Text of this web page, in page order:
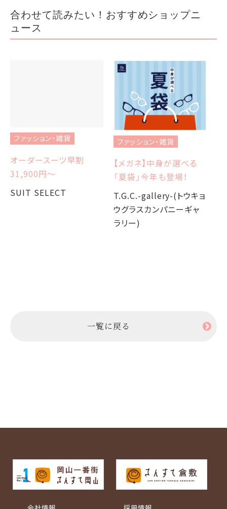
合わせて読みたい！おすすめショップニ
ュース
ファッション・雑貨
オーダースーツ早割
31,900円〜
SUIT SELECT
ファッション・雑貨
【メガネ】中身が選べる
「夏袋」今年も登場！
T.G.C.-gallery-(トウキョ
ウグラスカンパニーギャ
ラリー)
一覧に戻る